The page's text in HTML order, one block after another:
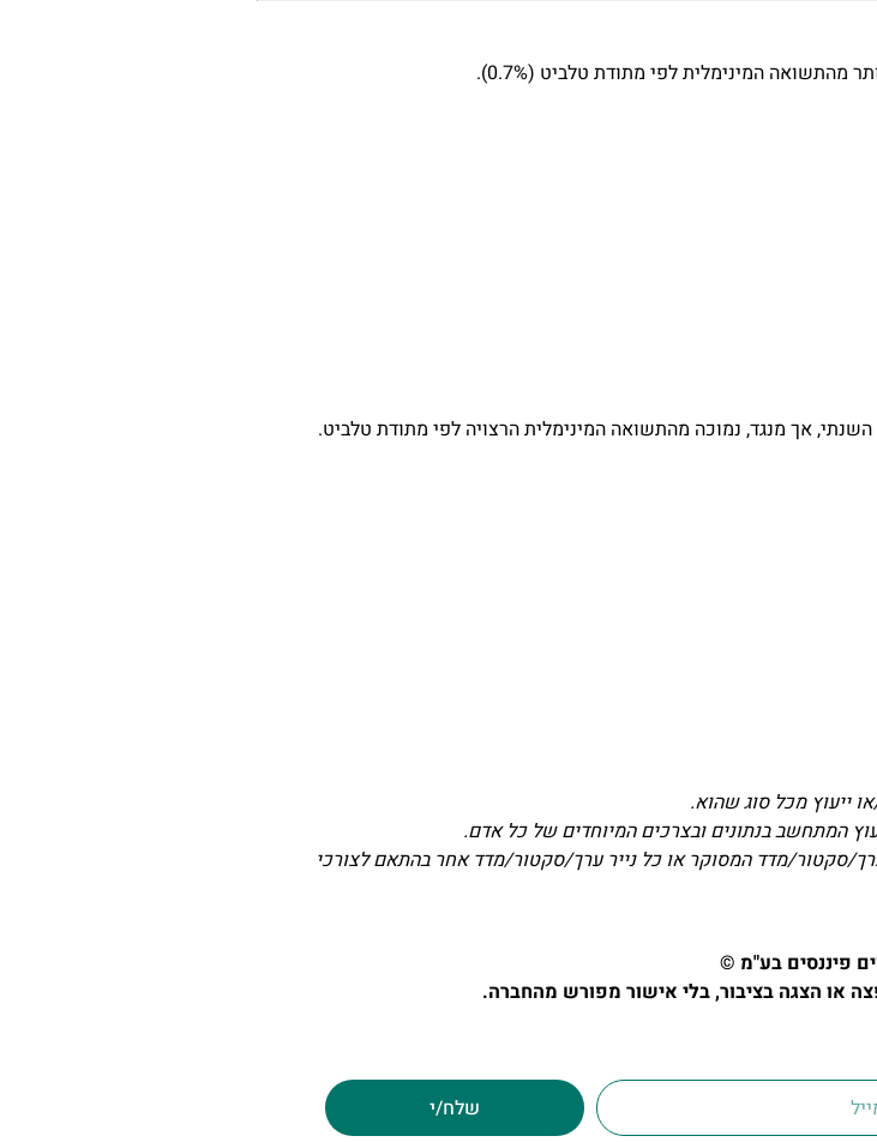
אך מנגד, נמוכה מהתשואה המינימלית הרצויה לפי מתודת טלביט.
ייעוץ מכל סוג שהוא.
המתחשב בנתונים ובצרכים המיוחדים של כל אדם.
סקטור/מדד המסוקר או כל נייר ערך/סקטור/מדד אחר בהתאם לצורכי
פיננסים בע"מ ©
הצגה בציבור, בלי אישור מפורש מהחברה.
שלח/י